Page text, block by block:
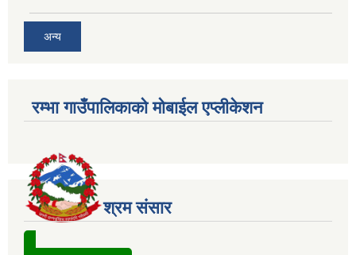
अन्य
रम्भा गाउँपालिकाको मोबाईल एप्लीकेशन
श्रम संसार